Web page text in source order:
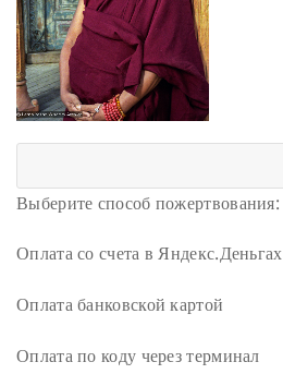
Выберите способ пожертвования:
Оплата со счета в Яндекс.Деньгах
Оплата банковской картой
Оплата по коду через терминал